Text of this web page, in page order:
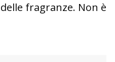
fragranze. Non è